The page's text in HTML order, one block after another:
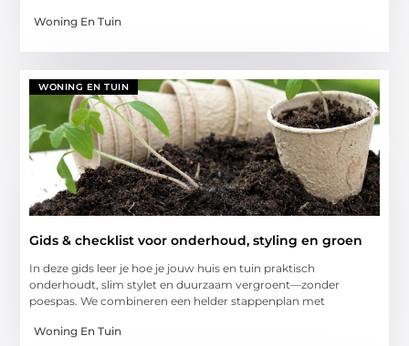
Woning En Tuin
WONING EN TUIN
Gids & checklist voor onderhoud, styling en groen
In deze gids leer je hoe je jouw huis en tuin praktisch
onderhoudt, slim stylet en duurzaam vergroent—zonder
poespas. We combineren een helder stappenplan met
Woning En Tuin